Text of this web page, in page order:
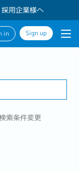
採用企業様へ
in Sign up
索条件変更